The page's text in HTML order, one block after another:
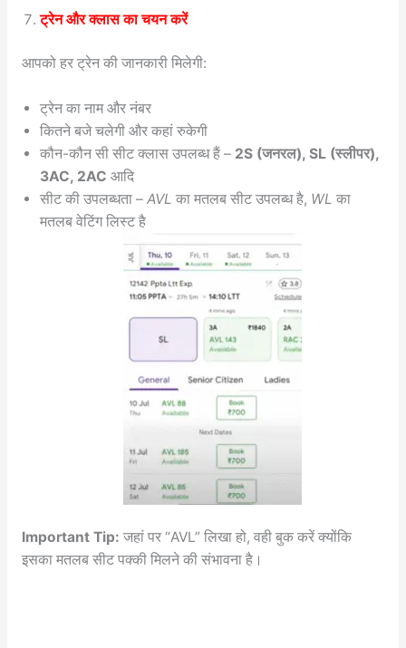
ट्रेन और क्लास का चयन करें
आपको हर ट्रेन की जानकारी मिलेगी:
ट्रेन का नाम और नंबर
कितने बजे चलेगी और कहां रुकेगी
कौन-कौन सी सीट क्लास उपलब्ध हैं – 2S (जनरल), SL (स्लीपर),
3AC, 2AC आदि
सीट की उपलब्धता – AVL का मतलब सीट उपलब्ध है, WL का
मतलब वेटिंग लिस्ट है
Important Tip: जहां पर “AVL” लिखा हो, वही बुक करें क्योंकि
इसका मतलब सीट पक्की मिलने की संभावना है।